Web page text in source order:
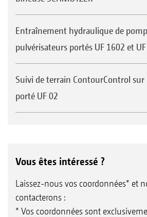
Entraînement hydraulique de
pulvérisateurs portés UF 1602 et
Suivi de terrain ContourControl
porté UF 02
Vous êtes intéressé ?
Laissez-nous vos coordonnées* et
contacterons :
* Vos coordonnées sont